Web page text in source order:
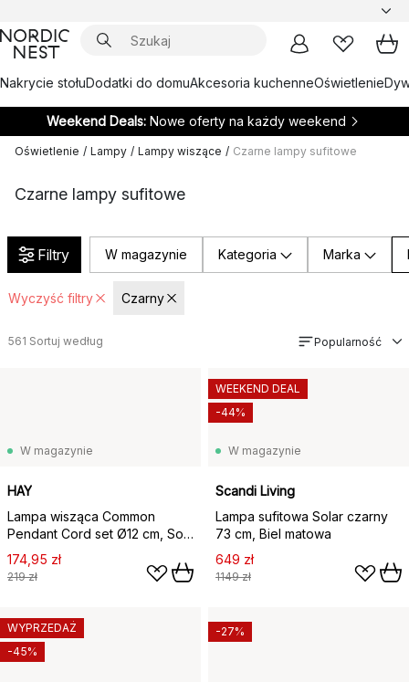
Nakrycie stołuDodatki do domuAkcesoria kuchenneOświetlenie
Weekend Deals: Nowe oferty na każdy weekend
Oświetlenie / Lampy / Lampy wiszące / Czarne lampy sufitowe
Czarne lampy sufitowe
Filtry W magazynie Kategoria Marka
Wyczyść filtry Czarny
561 Sortuj według Popularność
W magazynie
HAY
Lampa wisząca Common
Pendant Cord set Ø12 cm, Soft
black
174,95 zł
219 zł
W magazynie
Scandi Living
Lampa sufitowa Solar czarny
73 cm, Biel matowa
649 zł
1149 zł
WEEKEND DEAL
-44%
WYPRZEDAŻ
-45%
-27%